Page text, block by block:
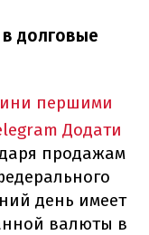
долговые
першими
Додати
продажам
день имеет
валюты в